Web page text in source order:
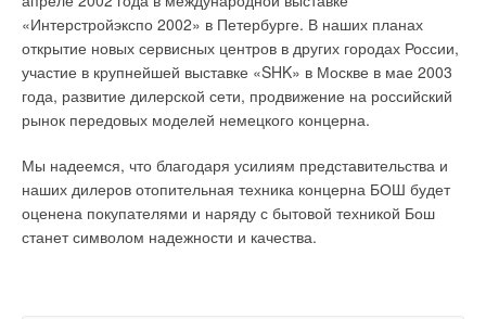
«Интерстройэкспо 2002» в Петербурге. В наших планах
открытие новых сервисных центров в других городах России,
участие в крупнейшей выставке «SHK» в Москве в мае 2003
года, развитие дилерской сети, продвижение на российский
рынок передовых моделей немецкого концерна.
Мы надеемся, что благодаря усилиям представительства и
наших дилеров отопительная техника концерна БОШ будет
оценена покупателями и наряду с бытовой техникой Бош
станет символом надежности и качества.